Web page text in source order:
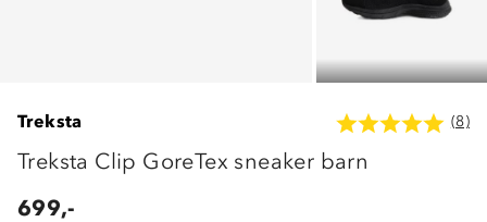
Treksta (8)
Treksta Clip GoreTex sneaker barn
699,-